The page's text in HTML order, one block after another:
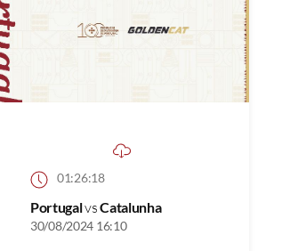
01:26:18
PortugalvsCatalunha
30/08/2024 16:10